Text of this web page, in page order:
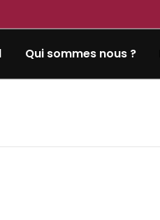
Qui sommes nous ?